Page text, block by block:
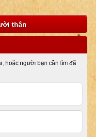
thân
hoặc người bạn cần tìm đã